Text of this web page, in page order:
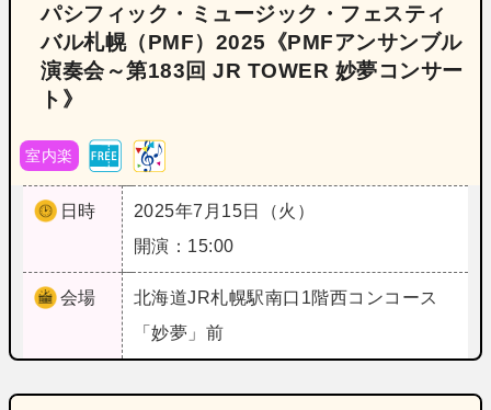
パシフィック・ミュージック・フェスティ
バル札幌（PMF）2025《PMFアンサンブル
演奏会～第183回 JR TOWER 妙夢コンサー
ト》
室内楽
日時
2025年7月15日（火）
開演：15:00
会場 北海道JR札幌駅南口1階西コンコース
「妙夢」前